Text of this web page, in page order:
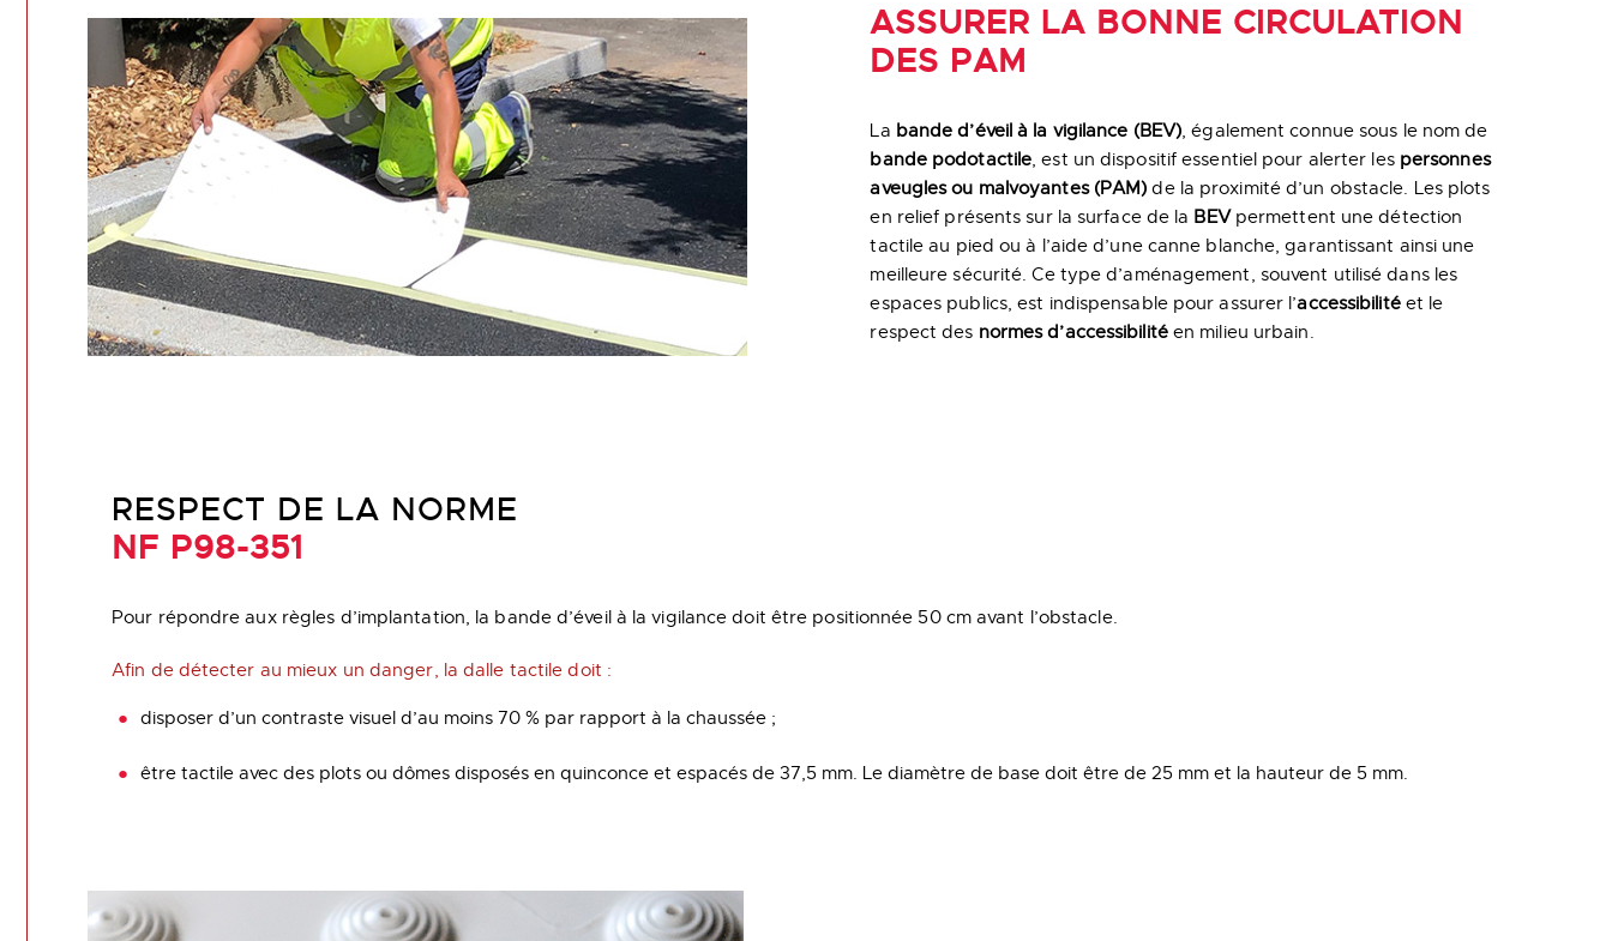
ASSURER LA BONNE CIRCULATION
DES PAM
La bande d’éveil à la vigilance (BEV), également connue sous le nom de
bande podotactile, est un dispositif essentiel pour alerter les personnes
aveugles ou malvoyantes (PAM) de la proximité d’un obstacle. Les plots
en relief présents sur la surface de la BEVpermettent une détection
tactile au pied ou à l’aide d’une canne blanche, garantissant ainsi une
meilleure sécurité. Ce type d’aménagement, souvent utilisé dans les
espaces publics, est indispensable pour assurer l’accessibilitéet le
respect des normes d’accessibilitéen milieu urbain.
RESPECT DE LA NORME
NF P98-351
Pour répondre aux règles d’implantation, la bande d’éveil à la vigilance doit être positionnée 50 cm avant l’obstacle.
Afin de détecter au mieux un danger, la dalle tactile doit :
disposer d’un contraste visuel d’au moins 70 % par rapport à la chaussée ;
être tactile avec des plots ou dômes disposés en quinconce et espacés de 37,5 mm. Le diamètre de base doit être de 25 mm et la hauteur de 5 mm.